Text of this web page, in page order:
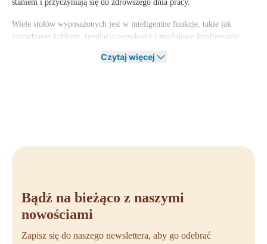
staniem i przyczyniają się do zdrowszego dnia pracy.
Wiele stołów wyposażonych jest w inteligentne funkcje, takie jak
zarządzanie kablami, regulacja wysokości i modułowe konfiguracje.
potrzeb i zadań. Połącz funkcjonalność z designem i wybierz stoły,
Stoły wysokiej jakości są produkowane z trwałych materiałów, takich
Ponadto zrównoważony rozwój odgrywa coraz większą rolę w aranżacji
wykorzystaniu i rozwiązaniach cyrkularnych. W ten sposób wybierasz
Czytaj więcej
Bądź na bieżąco z naszymi
nowościami
Zapisz się do naszego newslettera, aby go odebrać